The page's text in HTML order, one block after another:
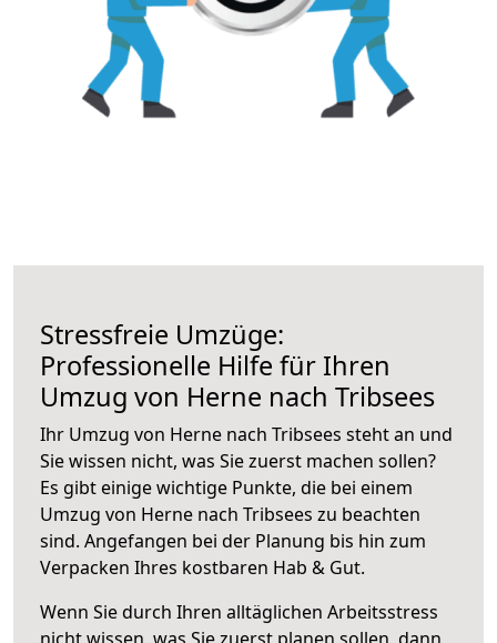
Stressfreie Umzüge:
Professionelle Hilfe für Ihren
Umzug von Herne nach Tribsees
Ihr Umzug von Herne nach Tribsees steht an und
Sie wissen nicht, was Sie zuerst machen sollen?
Es gibt einige wichtige Punkte, die bei einem
Umzug von Herne nach Tribsees zu beachten
sind. Angefangen bei der Planung bis hin zum
Verpacken Ihres kostbaren Hab & Gut.
Wenn Sie durch Ihren alltäglichen Arbeitsstress